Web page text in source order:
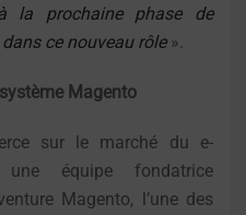
la prochaine phase de
ce nouveau rôle».
Magento
sur le marché du e-
équipe fondatrice
Magento, l’une des